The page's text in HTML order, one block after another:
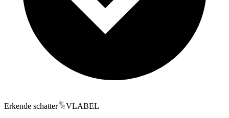
Erkende schatter
VLABEL